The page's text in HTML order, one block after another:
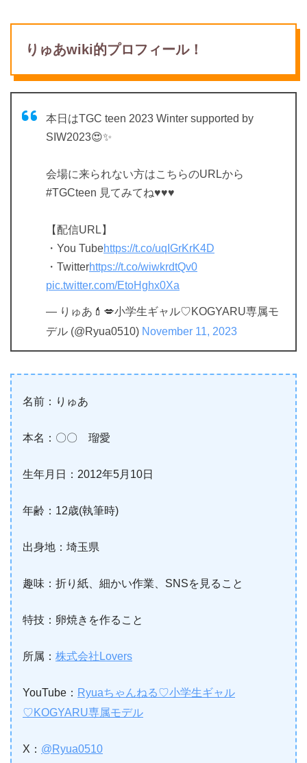
りゅあwiki的プロフィール！
本日はTGC teen 2023 Winter supported by
SIW2023😍✨
会場に来られない方はこちらのURLから
#TGCteen 見てみてね♥️♥️♥️
【配信URL】
・You Tubehttps://t.co/uqIGrKrK4D
・Twitterhttps://t.co/wiwkrdtQv0
pic.twitter.com/EtoHghx0Xa
— りゅあ💄💋小学生ギャル♡KOGYARU専属モ
デル (@Ryua0510) November 11, 2023
名前：りゅあ
本名：〇〇 瑠愛
生年月日：2012年5月10日
年齢：12歳(執筆時)
出身地：埼玉県
趣味：折り紙、細かい作業、SNSを見ること
特技：卵焼きを作ること
所属： 株式会社Lovers
YouTube： Ryuaちゃんねる♡小学生ギャル
♡KOGYARU専属モデル
X： @Ryua0510